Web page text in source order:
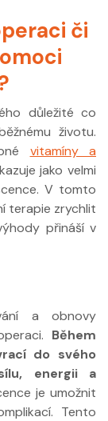
či
důležité co
životu.
vitamíny a
jako velmi
V tomto
terapie zrychlit
přináší v
a obnovy
Během
do svého
energii a
je umožnit
Tento